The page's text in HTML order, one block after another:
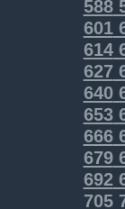
588
601
614
627
640
653
666
679
692
705